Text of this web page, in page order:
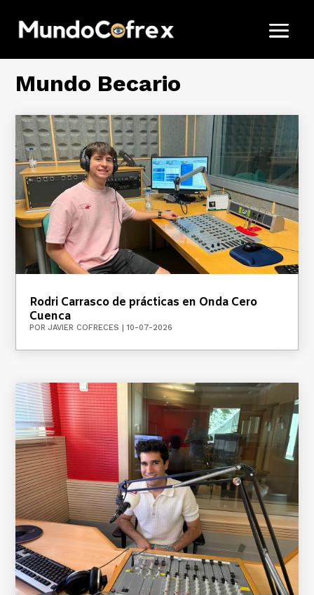
Mundo Becario
Rodri Carrasco de prácticas en Onda Cero
Cuenca
PORJAVIER COFRECES |10-07-2026